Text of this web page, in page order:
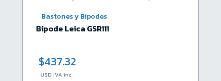
Bastones y Bípodes
Bipode Leica GSR111
$437.32
USD IVA inc.